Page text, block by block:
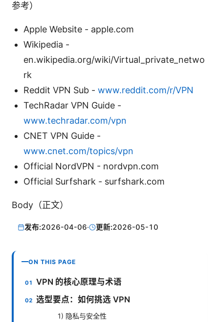
参考）
Apple Website - apple.com
Wikipedia -
en.wikipedia.org/wiki/Virtual_private_netwo
rk
Reddit VPN Sub - www.reddit.com/r/VPN
TechRadar VPN Guide -
www.techradar.com/vpn
CNET VPN Guide -
www.cnet.com/topics/vpn
Official NordVPN - nordvpn.com
Official Surfshark - surfshark.com
Body（正文）
发布:2026-04-06· 更新:2026-05-10
ON THIS PAGE
VPN 的核心原理与术语
选型要点：如何挑选 VPN
1) 隐私与安全性